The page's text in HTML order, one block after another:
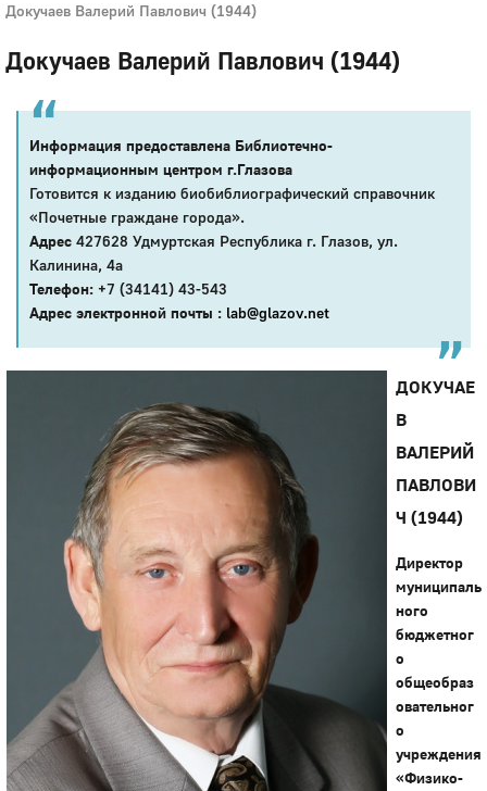
Докучаев Валерий Павлович (1944)
Докучаев Валерий Павлович (1944)
Информация предоставлена Библиотечно-
информационным центром г.Глазова
Готовится к изданию биобиблиографический справочник
«Почетные граждане города».
Адрес 427628 Удмуртская Республика г. Глазов, ул.
Калинина, 4а
Телефон: +7 (34141) 43-543
Адрес электронной почты : lab@glazov.net
ДОКУЧАЕ
В
ВАЛЕРИЙ
ПАВЛОВИ
Ч (1944)
Директор
муниципаль
ного
бюджетног
о
общеобраз
овательног
о
учреждения
«Физико-